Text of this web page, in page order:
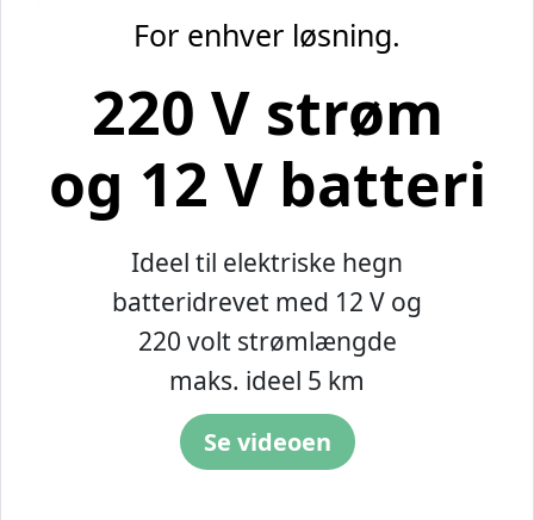
For enhver løsning.
220 V strøm
og 12 V batteri
Ideel til elektriske hegn
batteridrevet med 12 V og
220 volt strømlængde
maks. ideel 5 km
Se videoen